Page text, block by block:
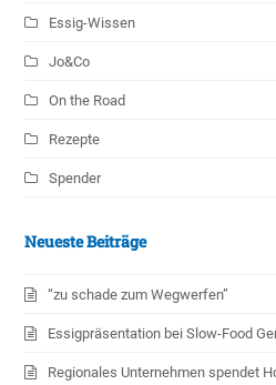
Essig-Wissen
Jo&Co
On the Road
Rezepte
Spender
Neueste Beiträge
“zu schade zum Wegwerfen”
Essigpräsentation bei Slow-Food
Regionales Unternehmen spendet